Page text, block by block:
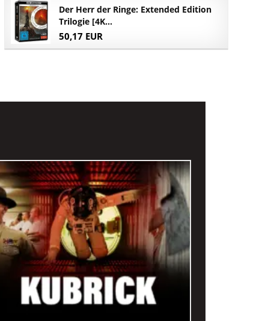
Der Herr der Ringe: Extended Edition
Trilogie [4K...
50,17 EUR